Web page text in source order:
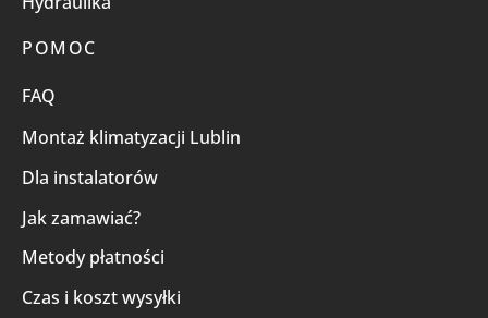
POMOC
FAQ
Montaż klimatyzacji Lublin
Dla instalatorów
Jak zamawiać?
Metody płatności
Czas i koszt wysyłki